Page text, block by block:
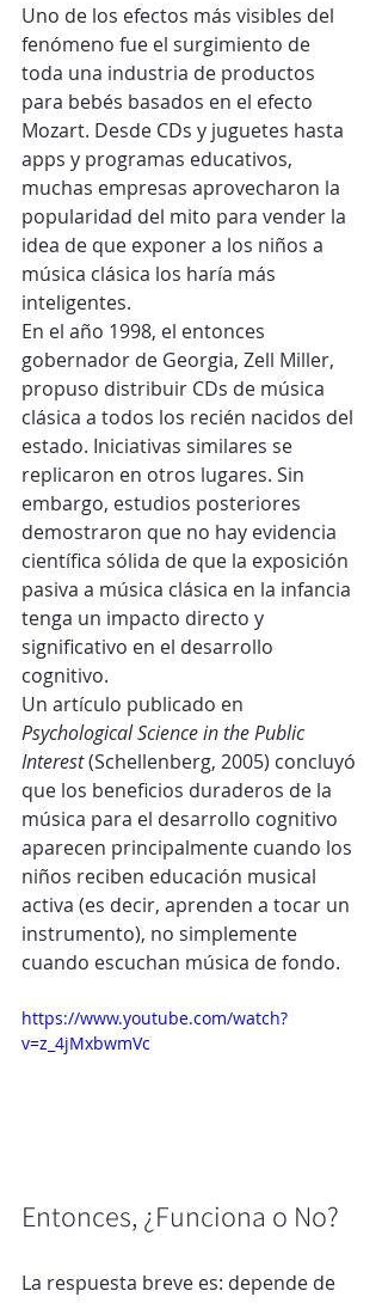
Uno de los efectos más visibles del
fenómeno fue el surgimiento de
toda una industria de productos
para bebés basados en el efecto
Mozart. Desde CDs y juguetes hasta
apps y programas educativos,
muchas empresas aprovecharon la
popularidad del mito para vender la
idea de que exponer a los niños a
música clásica los haría más
inteligentes.
En el año 1998, el entonces
gobernador de Georgia, Zell Miller,
propuso distribuir CDs de música
clásica a todos los recién nacidos del
estado. Iniciativas similares se
replicaron en otros lugares. Sin
embargo, estudios posteriores
demostraron que no hay evidencia
científica sólida de que la exposición
pasiva a música clásica en la infancia
tenga un impacto directo y
significativo en el desarrollo
cognitivo.
Un artículo publicado en
Psychological Science in the Public
Interest (Schellenberg, 2005) concluyó
que los beneficios duraderos de la
música para el desarrollo cognitivo
aparecen principalmente cuando los
niños reciben educación musical
activa (es decir, aprenden a tocar un
instrumento), no simplemente
cuando escuchan música de fondo.
https://www.youtube.com/watch?
v=z_4jMxbwmVc
Entonces, ¿Funciona o No?
La respuesta breve es: depende de